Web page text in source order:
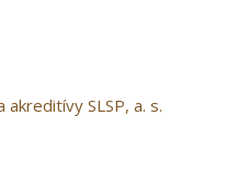
SLSP, a. s.